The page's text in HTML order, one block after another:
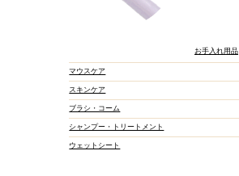
お手入れ用品
マウスケア
スキンケア
ブラシ・コーム
シャンプー・トリートメント
ウェットシート